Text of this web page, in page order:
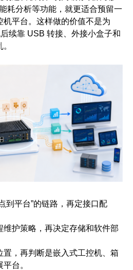
耗分析等功能，就更适合预留一
机平台。这样做的价值不是为
续靠 USB 转接、外接小盒子和
到平台”的链路，再定接口配
维护策略，再决定存储和软件部
置，再判断是嵌入式工控机、箱
台。